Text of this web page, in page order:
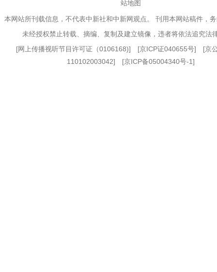
站地图
本网站所刊载信息，不代表中新社和中新网观点。 刊用本网站稿件，
未经授权禁止转载、摘编、复制及建立镜像，违者将依法追究法
[网上传播视听节目许可证（0106168)] [京ICP证040655号] [京
110102003042] [京ICP备05004340号-1]